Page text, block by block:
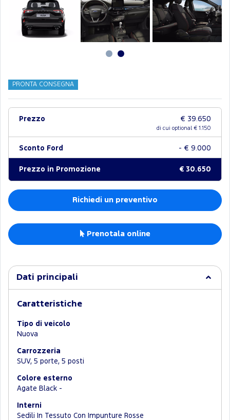
PRONTA CONSEGNA
Prezzo € 39.650
di cui optional € 1.150
Sconto Ford - € 9.000
Prezzo in Promozione € 30.650
Richiedi un preventivo
Prenotala online
Dati principali
Caratteristiche
Tipo di veicolo
Nuova
Carrozzeria
SUV, 5 porte, 5 posti
Colore esterno
Agate Black -
Interni
Sedili In Tessuto Con Impunture Rosse